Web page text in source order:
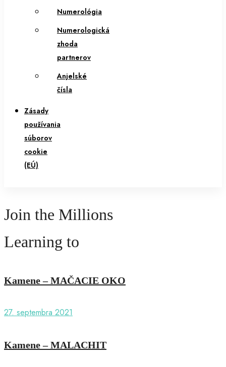
Numerológia
Numerologická
zhoda
partnerov
Anjelské
čísla
Zásady
používania
súborov
cookie
(EÚ)
Join the Millions
Learning to
Kamene – MAČACIE OKO
27. septembra 2021
Kamene – MALACHIT